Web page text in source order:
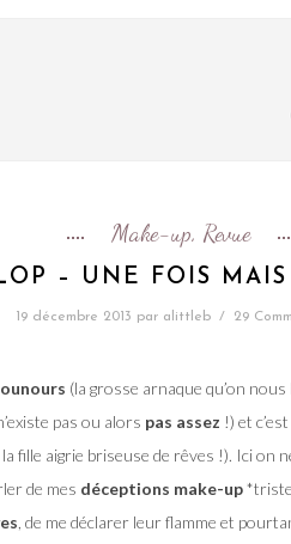
Make-up, Revue
– UNE FOIS MAIS
19 décembre 2013 par alittleb / 29
(la grosse arnaque qu’on
pas ou alors pas assez !) et
fille aigrie briseuse de rêves !). Ici on
de mes déceptions make-up
, de me déclarer leur flamme et